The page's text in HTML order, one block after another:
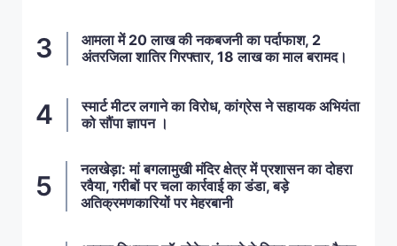
आमला में 20 लाख की नकबजनी का पर्दाफाश, 2
अंतरजिला शातिर गिरफ्तार, 18 लाख का माल बरामद।
स्मार्ट मीटर लगाने का विरोध, कांग्रेस ने सहायक अभियंता
को सौंपा ज्ञापन ।
नलखेड़ा: मां बगलामुखी मंदिर क्षेत्र में प्रशासन का दोहरा
रवैया, गरीबों पर चला कार्रवाई का डंडा, बड़े
अतिक्रमणकारियों पर मेहरबानी